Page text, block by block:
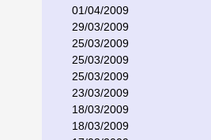
01/04/2009
29/03/2009
25/03/2009
25/03/2009
25/03/2009
23/03/2009
18/03/2009
18/03/2009